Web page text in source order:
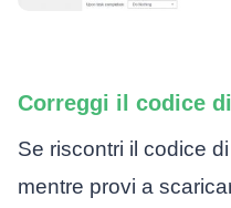
Correggi il codice
Se riscontri il codice
mentre provi a